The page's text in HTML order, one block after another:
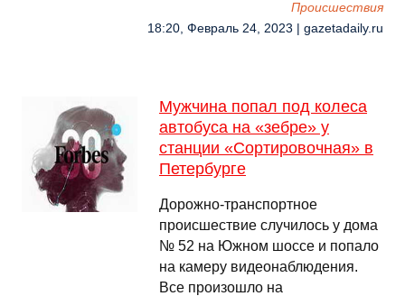
Происшествия
18:20, Февраль 24, 2023 | gazetadaily.ru
Мужчина попал под колеса
автобуса на «зебре» у
станции «Сортировочная» в
Петербурге
Дорожно-транспортное
происшествие случилось у дома
№ 52 на Южном шоссе и попало
на камеру видеонаблюдения.
Все произошло на